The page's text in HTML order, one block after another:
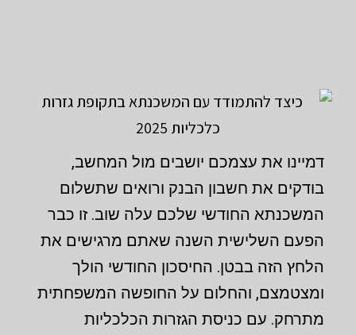
דמיינו את עצמכם יושבים מול המחשב,
בודקים את חשבון הבנק ורואים שתשלום
המשכנתא החודשי שלכם עלה שוב. זו כבר
הפעם השלישית השנה שאתם מרגישים את
הלחץ הזה בבטן. החיסכון החודשי הולך
ומצטמצם, והחלום על החופשה המשפחתית
מתרחק. עם כניסת הגזרות הכלכליות